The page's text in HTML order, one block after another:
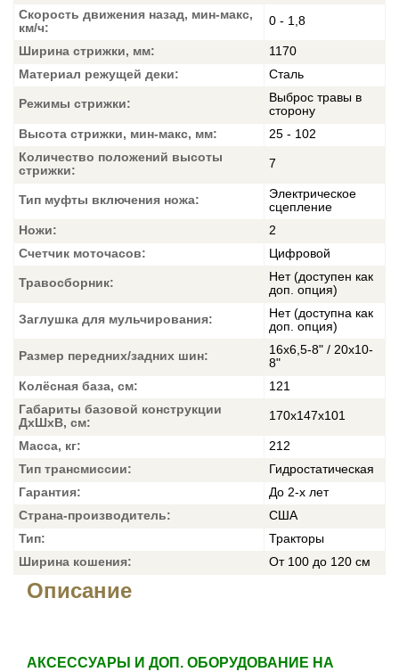
Скорость движения назад, мин-макс,
км/ч:
0 - 1,8
Ширина стрижки, мм:
1170
Материал режущей деки:
Сталь
Режимы стрижки:
Выброс травы в
сторону
Высота стрижки, мин-макс, мм:
25 - 102
Количество положений высоты
стрижки:
7
Тип муфты включения ножа:
Электрическое
сцепление
Ножи:
2
Счетчик моточасов:
Цифровой
Травосборник:
Нет (доступен как
доп. опция)
Заглушка для мульчирования:
Нет (доступна как
доп. опция)
Размер передних/задних шин:
16x6,5-8" / 20x10-
8"
Колёсная база, см:
121
Габариты базовой конструкции
ДхШхВ, см:
170х147х101
Масса, кг:
212
Тип трансмиссии:
Гидростатическая
Гарантия:
До 2-х лет
Страна-производитель:
США
Тип:
Тракторы
Ширина кошения:
От 100 до 120 см
Описание
АКСЕССУАРЫ И ДОП. ОБОРУДОВАНИЕ НА